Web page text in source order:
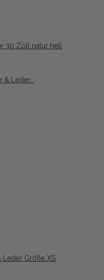
30 Zoll natur hell
Leder Größe XS